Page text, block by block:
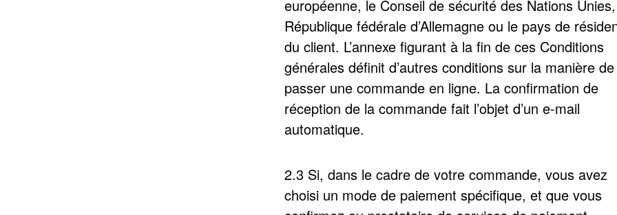
européenne, le Conseil de sécurité des Nations
République fédérale d’Allemagne ou le pays de
du client. L’annexe figurant à la fin de ces Conditions
générales définit d’autres conditions sur la manière de
passer une commande en ligne. La confirmation de
réception de la commande fait l’objet d’un e-mail
automatique.
2.3 Si, dans le cadre de votre commande, vous avez
choisi un mode de paiement spécifique, et que vous